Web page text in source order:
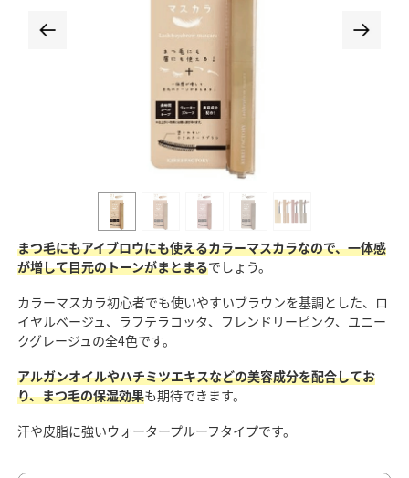
まつ毛にもアイブロウにも使えるカラーマスカラなので、一体感
が増して目元のトーンがまとまるでしょう。
カラーマスカラ初心者でも使いやすいブラウンを基調とした、ロ
イヤルベージュ、ラフテラコッタ、フレンドリーピンク、ユニー
クグレージュの全4色です。
アルガンオイルやハチミツエキスなどの美容成分を配合してお
り、まつ毛の保湿効果も期待できます。
汗や皮脂に強いウォータープルーフタイプです。